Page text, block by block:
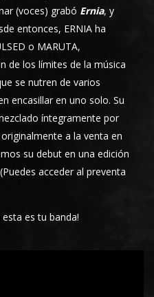
(voces) grabó Ernia, y
entonces, ERNIA ha
o MARUTA,
de los límites de la música
se nutren de varios
encasillar en uno solo. Su
íntegramente por
a la venta en
su debut en una edición
acceder al preventa
es tu banda!